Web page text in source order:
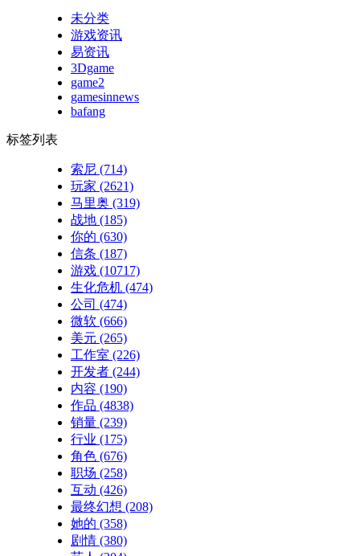
未分类
游戏资讯
易资讯
3Dgame
game2
gamesinnews
bafang
标签列表
索尼 (714)
玩家 (2621)
马里奥 (319)
战地 (185)
你的 (630)
信条 (187)
游戏 (10717)
生化危机 (474)
公司 (474)
微软 (666)
美元 (265)
工作室 (226)
开发者 (244)
内容 (190)
作品 (4838)
销量 (239)
行业 (175)
角色 (676)
职场 (258)
互动 (426)
最终幻想 (208)
她的 (358)
剧情 (380)